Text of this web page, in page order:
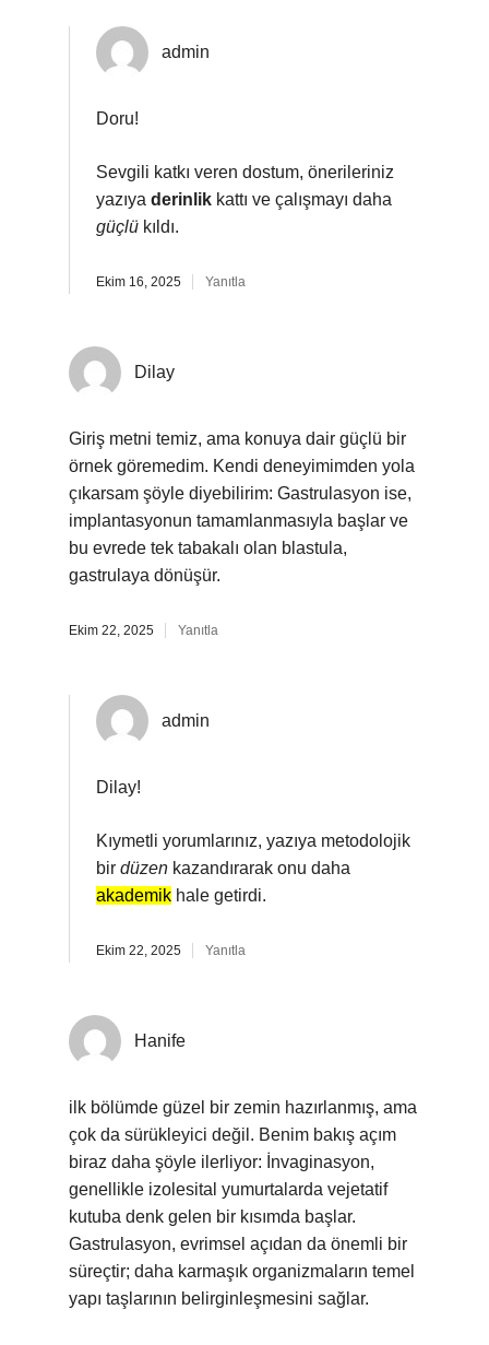
admin
Doru!
Sevgili katkı veren dostum, önerileriniz
yazıya derinlik kattı ve çalışmayı daha
güçlü kıldı.
Ekim 16, 2025 Yanıtla
Dilay
Giriş metni temiz, ama konuya dair güçlü bir
örnek göremedim. Kendi deneyimimden yola
çıkarsam şöyle diyebilirim: Gastrulasyon ise,
implantasyonun tamamlanmasıyla başlar ve
bu evrede tek tabakalı olan blastula,
gastrulaya dönüşür.
Ekim 22, 2025 Yanıtla
admin
Dilay!
Kıymetli yorumlarınız, yazıya metodolojik
bir düzen kazandırarak onu daha
akademik hale getirdi.
Ekim 22, 2025 Yanıtla
Hanife
ilk bölümde güzel bir zemin hazırlanmış, ama
çok da sürükleyici değil. Benim bakış açım
biraz daha şöyle ilerliyor: İnvaginasyon,
genellikle izolesital yumurtalarda vejetatif
kutuba denk gelen bir kısımda başlar.
Gastrulasyon, evrimsel açıdan da önemli bir
süreçtir; daha karmaşık organizmaların temel
yapı taşlarının belirginleşmesini sağlar.